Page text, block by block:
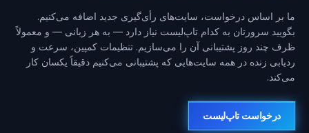
ما بر اساس درخواست، سایت‌های رأی‌گیری جدید اضافه می‌کنیم.
بگویید سرورتان به کدام تاپ‌لیست نیاز دارد — به هر زبانی — و معمولاً
ظرف چند روز پشتیبانی آن را می‌سازیم. تنظیمات کمپین، سرعت و
ردیابی زنده در همه سایت‌هایی که پشتیبانی می‌کنیم دقیقاً یکسان کار
می‌کند.
درخواست تاپ‌لیست